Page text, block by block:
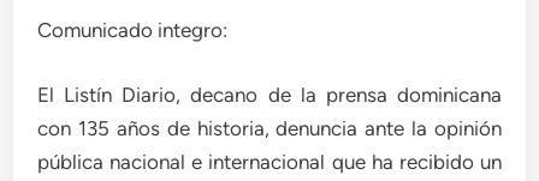
Comunicado integro:
El Listín Diario, decano de la prensa dominicana
con 135 años de historia, denuncia ante la opinión
pública nacional e internacional que ha recibido un